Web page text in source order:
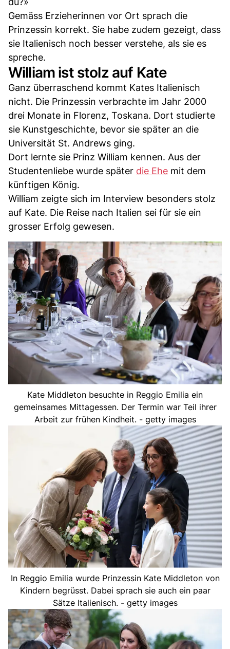
Gemäss Erzieherinnen vor Ort sprach die
Prinzessin korrekt. Sie habe zudem gezeigt, dass
sie Italienisch noch besser verstehe, als sie es
spreche.
William ist stolz auf Kate
Ganz überraschend kommt Kates Italienisch
nicht. Die Prinzessin verbrachte im Jahr 2000
drei Monate in Florenz, Toskana. Dort studierte
sie Kunstgeschichte, bevor sie später an die
Universität St. Andrews ging.
Dort lernte sie Prinz William kennen. Aus der
Studentenliebe wurde später die Ehe mit dem
künftigen König.
William zeigte sich im Interview besonders stolz
auf Kate. Die Reise nach Italien sei für sie ein
grosser Erfolg gewesen.
Kate Middleton besuchte in Reggio Emilia ein
gemeinsames Mittagessen. Der Termin war Teil ihrer
Arbeit zur frühen Kindheit. - getty images
In Reggio Emilia wurde Prinzessin Kate Middleton von
Kindern begrüsst. Dabei sprach sie auch ein paar
Sätze Italienisch. - getty images